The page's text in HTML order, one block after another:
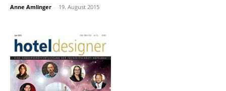
Anne Amlinger - 19. August 2015